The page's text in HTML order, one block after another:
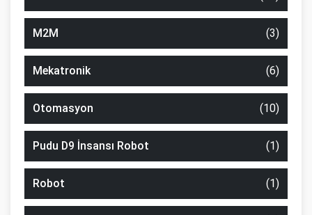
M2M (3)
Mekatronik (6)
Otomasyon (10)
Pudu D9 İnsansı Robot (1)
Robot (1)